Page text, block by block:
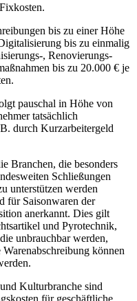
bis zu einer Höhe
bis zu einmalig
, Renovierungs-
bis zu 20.000 € je
pauschal in Höhe von
tatsächlich
durch Kurzarbeitergeld
Branchen, die besonders
Schließungen
unterstützen werden
für Saisonwaren der
anerkannt. Dies gilt
und Pyrotechnik,
unbrauchbar werden,
können
Kulturbranche sind
für geschäftliche